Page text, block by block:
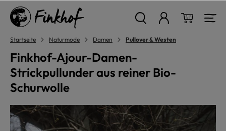
springen
Startseite Naturmode Damen Pullover & Westen
Finkhof-Ajour-Damen-
Strickpullunder aus reiner Bio-
Schurwolle
Bildergalerie überspringen